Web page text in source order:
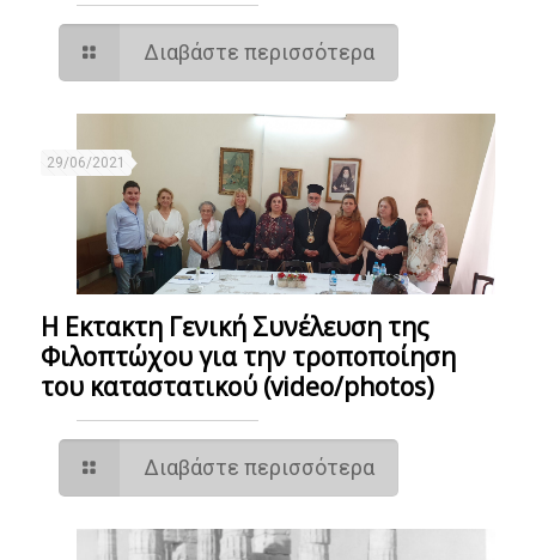
Διαβάστε περισσότερα
29/06/2021
Η Εκτακτη Γενική Συνέλευση της
Φιλοπτώχου για την τροποποίηση
του καταστατικού (video/photos)
Διαβάστε περισσότερα